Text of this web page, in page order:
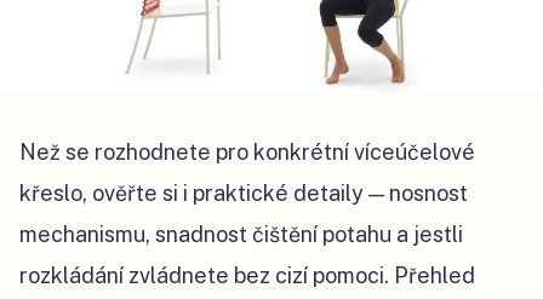
Než se rozhodnete pro konkrétní víceúčelové
křeslo, ověřte si i praktické detaily — nosnost
mechanismu, snadnost čištění potahu a jestli
rozkládání zvládnete bez cizí pomoci. Přehled